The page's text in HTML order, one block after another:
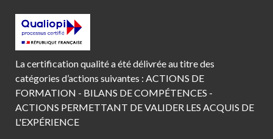
La certification qualité a été délivrée au titre des
catégories d’actions suivantes : ACTIONS DE
FORMATION - BILANS DE COMPÉTENCES -
ACTIONS PERMETTANT DE VALIDER LES ACQUIS DE
L'EXPÉRIENCE